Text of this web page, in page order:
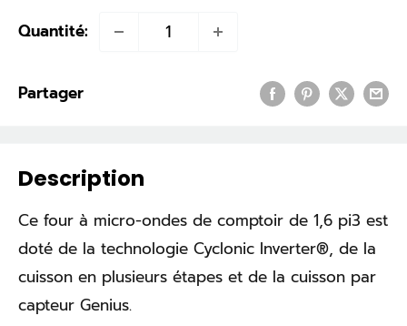
Quantité:
Partager
Description
Ce four à micro-ondes de comptoir de 1,6 pi3 est
doté de la technologie Cyclonic Inverter®, de la
cuisson en plusieurs étapes et de la cuisson par
capteur Genius.